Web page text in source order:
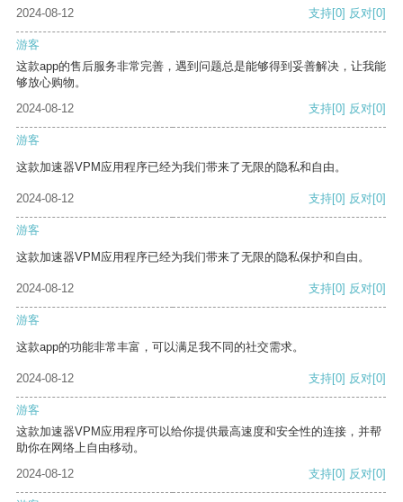
2024-08-12
支持[0] 反对[0]
游客
这款app的售后服务非常完善，遇到问题总是能够得到妥善解决，让我能
够放心购物。
2024-08-12
支持[0] 反对[0]
游客
这款加速器VPM应用程序已经为我们带来了无限的隐私和自由。
2024-08-12 支持[0] 反对[0]
游客
这款加速器VPM应用程序已经为我们带来了无限的隐私保护和自由。
2024-08-12 支持[0] 反对[0]
游客
这款app的功能非常丰富，可以满足我不同的社交需求。
2024-08-12 支持[0] 反对[0]
游客
这款加速器VPM应用程序可以给你提供最高速度和安全性的连接，并帮
助你在网络上自由移动。
2024-08-12
支持[0] 反对[0]